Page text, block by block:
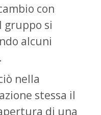
con
gruppo si
alcuni
nella
stessa il
di una